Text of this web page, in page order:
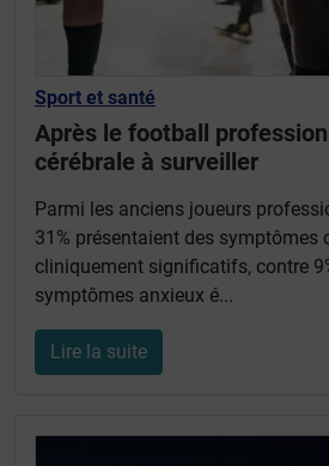
Sport et santé
Après le football
cérébrale à surveiller
Parmi les anciens joueurs
31% présentaient des symptômes
cliniquement significatifs, contre
symptômes anxieux é...
Lire la suite